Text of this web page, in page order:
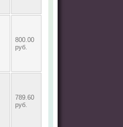
800.00
руб.
789.60
руб.